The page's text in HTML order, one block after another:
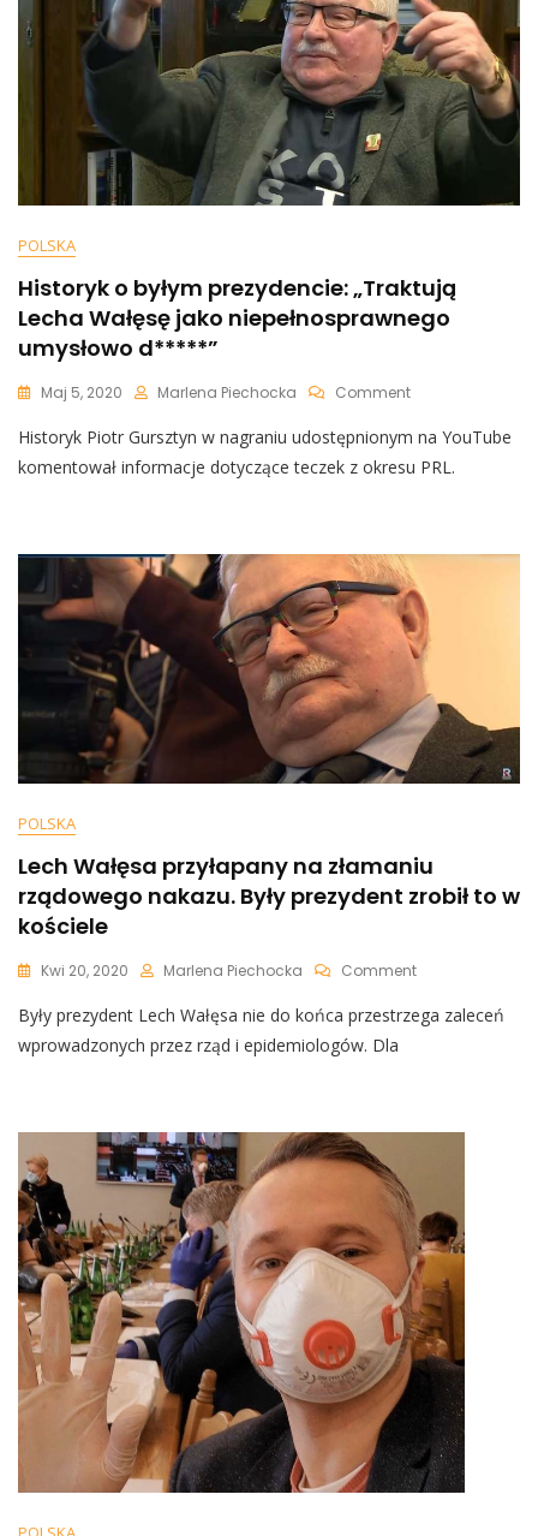
POLSKA
Historyk o byłym prezydencie: „Traktują
Lecha Wałęsę jako niepełnosprawnego
umysłowo d*****”
Maj 5, 2020 Marlena Piechocka CommentOn
O
Byłym
Wałęsę
Jako
Umysłowo
D*****”
Historyk Piotr Gursztyn w nagraniu udostępnionym na YouTube
komentował informacje dotyczące teczek z okresu PRL.
POLSKA
Lech Wałęsa przyłapany na złamaniu
rządowego nakazu. Były prezydent zrobił to w
kościele
Kwi 20, 2020 Marlena Piechocka CommentOn
Wałęsa
Nakazu.
To
W
Kościele
Były prezydent Lech Wałęsa nie do końca przestrzega zaleceń
wprowadzonych przez rząd i epidemiologów. Dla